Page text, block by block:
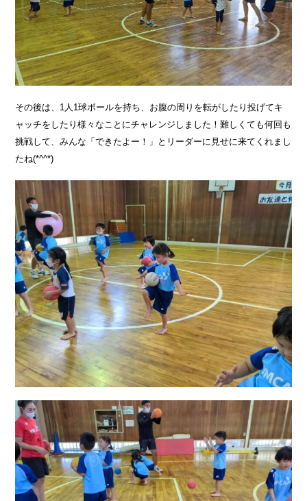
その後は、1人1球ボールを持ち、お腹の周りを転がしたり投げてキ
ャッチをしたり様々なことにチャレンジしました！難しくても何回も
挑戦して、みんな「できたよー！」とリーダーに見せに来てくれまし
たね(*^^*)